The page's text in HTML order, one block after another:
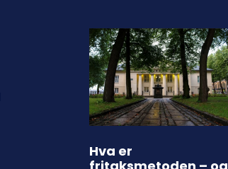
Hva er